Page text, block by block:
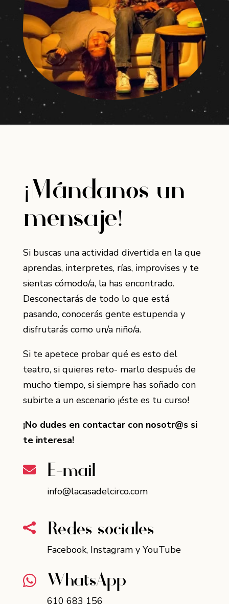
¡Mándanos un
mensaje!
Si buscas una actividad divertida en la que
aprendas, interpretes, rías, improvises y te
sientas cómodo/a, la has encontrado.
Desconectarás de todo lo que está
pasando, conocerás gente estupenda y
disfrutarás como un/a niño/a.
Si te apetece probar qué es esto del
teatro, si quieres reto- marlo después de
mucho tiempo, si siempre has soñado con
subirte a un escenario ¡éste es tu curso!
¡No dudes en contactar con nosotr@s si
te interesa!
 E-mail
info@lacasadelcirco.com
 Redes sociales
Facebook, Instagramy YouTube
 WhatsApp
610 683 156